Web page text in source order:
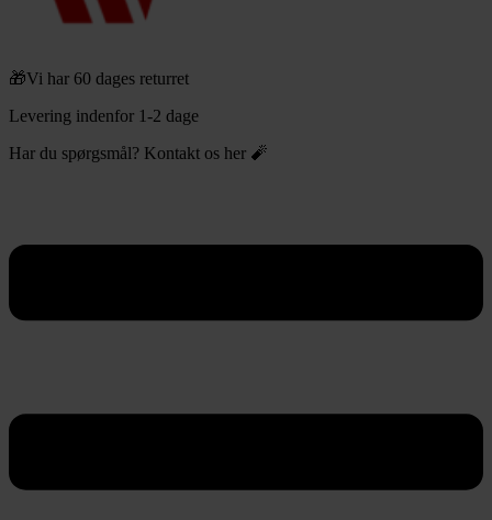
🎁Vi har 60 dages returret
Levering indenfor 1-2 dage
Har du spørgsmål? Kontakt os her 🧨